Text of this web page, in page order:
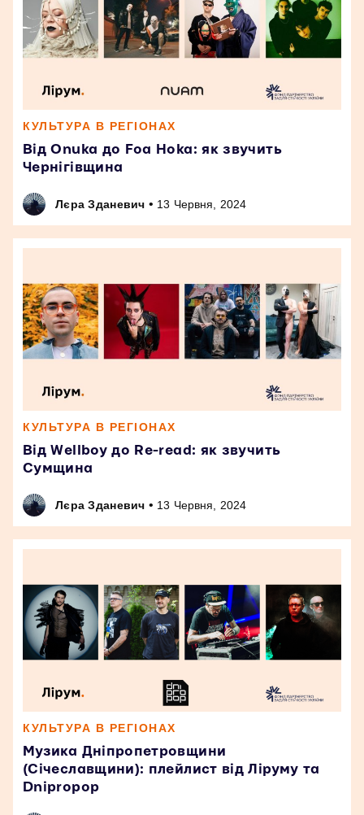
КУЛЬТУРА В РЕГІОНАХ
Від Onuka до Foa Hoka: як звучить
Чернігівщина
Лєра Зданевич • 13 Червня, 2024
КУЛЬТУРА В РЕГІОНАХ
Від Wellboy до Re-read: як звучить
Сумщина
Лєра Зданевич • 13 Червня, 2024
КУЛЬТУРА В РЕГІОНАХ
Музика Дніпропетровщини
(Січеславщини): плейлист від Ліруму та
Dnipropop